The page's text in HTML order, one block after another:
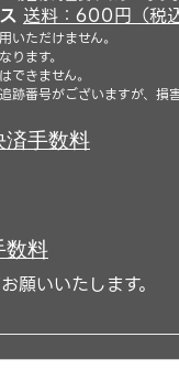
送料：600円（税込
いただけません。
ります。
できません。
跡番号がございますが、損
済手数料
数料
願いいたします。